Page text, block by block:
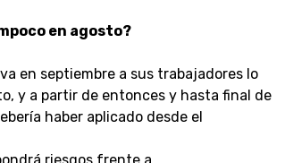
en agosto?
en septiembre a sus trabajadores lo
y a partir de entonces y hasta final de
haber aplicado desde el